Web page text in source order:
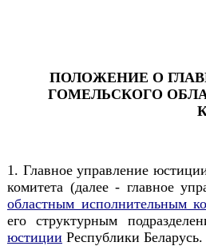
ПОЛОЖЕНИЕ О
ГОМЕЛЬСКОГО
1. Главное управление
комитета (далее - главное
областным исполнительным
его структурным
юстиции Республики Беларусь.